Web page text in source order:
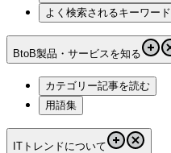
よく検索されるキーワード
BtoB製品・サービスを知る
カテゴリー記事を読む
用語集
ITトレンドについて